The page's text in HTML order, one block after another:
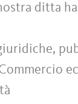
ditta